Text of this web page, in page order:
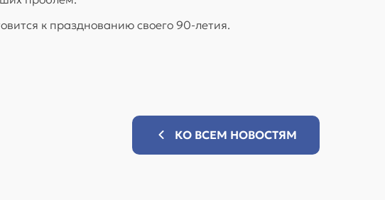
к празднованию своего 90-летия.
КО ВСЕМ НОВОСТЯМ